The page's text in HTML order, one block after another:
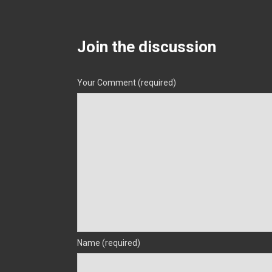
Join the discussion
Your Comment (required)
Name (required)